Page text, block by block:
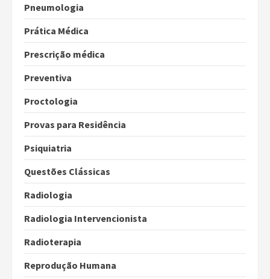
Pneumologia
Prática Médica
Prescrição médica
Preventiva
Proctologia
Provas para Residência
Psiquiatria
Questões Clássicas
Radiologia
Radiologia Intervencionista
Radioterapia
Reprodução Humana